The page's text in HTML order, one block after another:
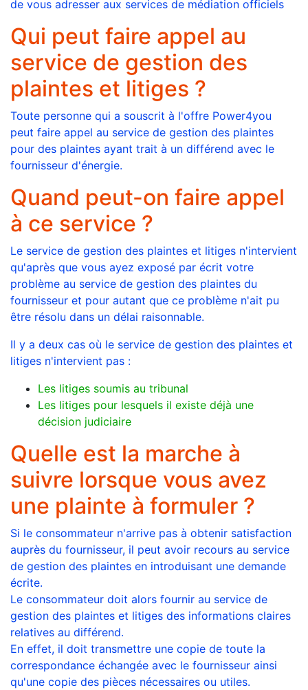
de vous adresser aux services de médiation officiels
Qui peut faire appel au
service de gestion des
plaintes et litiges ?
Toute personne qui a souscrit à l'offre Power4you
peut faire appel au service de gestion des plaintes
pour des plaintes ayant trait à un différend avec le
fournisseur d'énergie.
Quand peut-on faire appel
à ce service ?
Le service de gestion des plaintes et litiges n'intervient
qu'après que vous ayez exposé par écrit votre
problème au service de gestion des plaintes du
fournisseur et pour autant que ce problème n'ait pu
être résolu dans un délai raisonnable.
Il y a deux cas où le service de gestion des plaintes et
litiges n'intervient pas :
Les litiges soumis au tribunal
Les litiges pour lesquels il existe déjà une
décision judiciaire
Quelle est la marche à
suivre lorsque vous avez
une plainte à formuler ?
Si le consommateur n'arrive pas à obtenir satisfaction
auprès du fournisseur, il peut avoir recours au service
de gestion des plaintes en introduisant une demande
écrite.
Le consommateur doit alors fournir au service de
gestion des plaintes et litiges des informations claires
relatives au différend.
En effet, il doit transmettre une copie de toute la
correspondance échangée avec le fournisseur ainsi
qu'une copie des pièces nécessaires ou utiles.